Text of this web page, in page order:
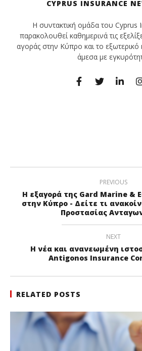
CYPRUS INSURANCE
Η συντακτική ομάδα του Cyprus
παρακολουθεί καθημερινά τις
αγοράς στην Κύπρο και το εξωτερικό
άμεσα με
PREVIOUS
H εξαγορά της Gard Marine &
στην Κύπρο - Δείτε τι
Προστασίας
NEXT
H νέα και ανανεωμένη
Antigonos Insurance
RELATED POSTS